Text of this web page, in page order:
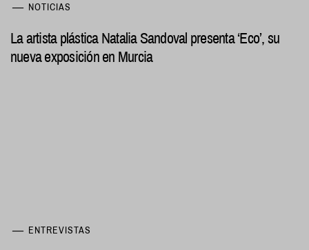
NOTICIAS
La artista plástica Natalia Sandoval presenta ‘Eco’, su
nueva exposición en Murcia
ENTREVISTAS